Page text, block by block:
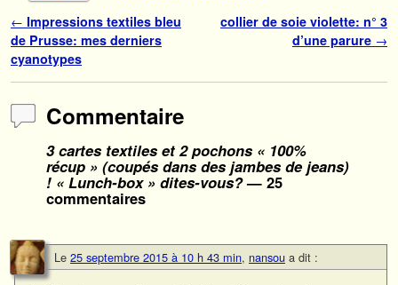
Navigation des articles
← Impressions textiles bleu
de Prusse: mes derniers
cyanotypes
collier de soie violette: n° 3
d’une parure →
Commentaire
3 cartes textiles et 2 pochons « 100%
récup » (coupés dans des jambes de jeans)
! « Lunch-box » dites-vous?— 25
commentaires
Le 25 septembre 2015 à 10 h 43 min, nansou a dit :